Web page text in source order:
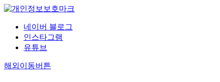
네이버 블로그
인스타그램
유튜브
해외이동버튼